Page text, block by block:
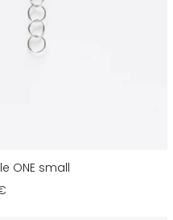
ONE small